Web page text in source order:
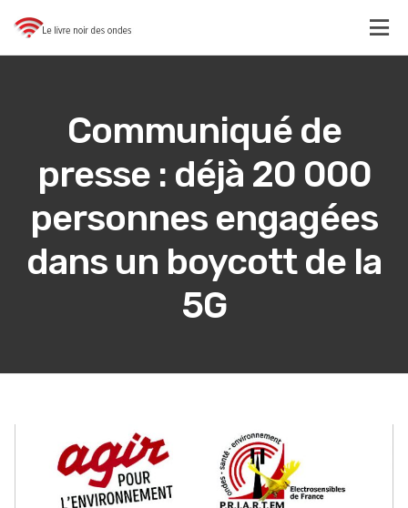
Communiqué de
presse : déjà 20 000
personnes engagées
dans un boycott de la
5G